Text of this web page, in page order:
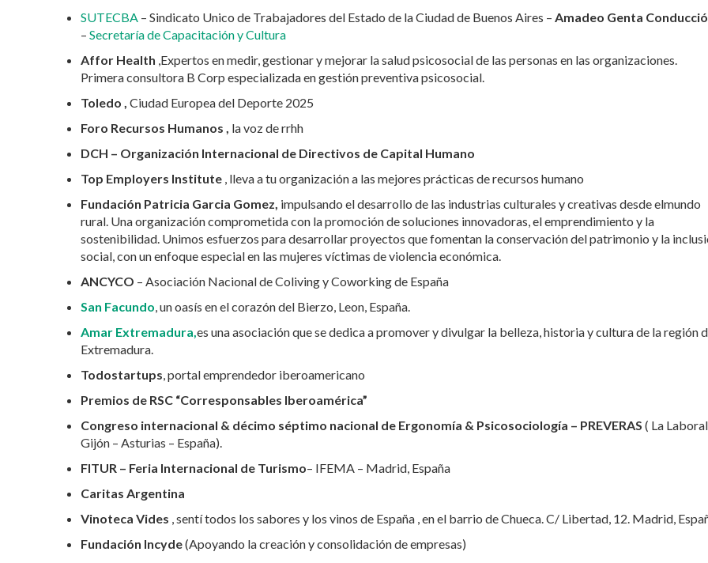
SUTECBA – Sindicato Unico de Trabajadores del Estado de la Ciudad de Buenos Aires – Amadeo Genta
– Secretaría de Capacitación y Cultura
Affor Health ,Expertos en medir, gestionar y mejorar la salud psicosocial de las personas en las organizaciones.
Primera consultora B Corp especializada en gestión preventiva psicosocial.
Toledo , Ciudad Europea del Deporte 2025
Foro Recursos Humanos , la voz de rrhh
DCH – Organización Internacional de Directivos de Capital Humano
Top Employers Institute , lleva a tu organización a las mejores prácticas de recursos humano
Fundación Patricia Garcia Gomez, impulsando el desarrollo de las industrias culturales y creativas desde elmundo
rural. Una organización comprometida con la promoción de soluciones innovadoras, el emprendimiento y la
sostenibilidad. Unimos esfuerzos para desarrollar proyectos que fomentan la conservación del patrimonio y la
social, con un enfoque especial en las mujeres víctimas de violencia económica.
ANCYCO – Asociación Nacional de Coliving y Coworking de España
San Facundo, un oasís en el corazón del Bierzo, Leon, España.
Amar Extremadura,es una asociación que se dedica a promover y divulgar la belleza, historia y cultura de la región
Extremadura.
Todostartups, portal emprendedor iberoamericano
Premios de RSC “Corresponsables Iberoamérica”
Congreso internacional & décimo séptimo nacional de Ergonomía & Psicosociología – PREVERAS ( La
Gijón – Asturias – España).
FITUR – Feria Internacional de Turismo– IFEMA – Madrid, España
Caritas Argentina
Vinoteca Vides , sentí todos los sabores y los vinos de España , en el barrio de Chueca. C/ Libertad, 12. Madrid,
Fundación Incyde(Apoyando la creación y consolidación de empresas)